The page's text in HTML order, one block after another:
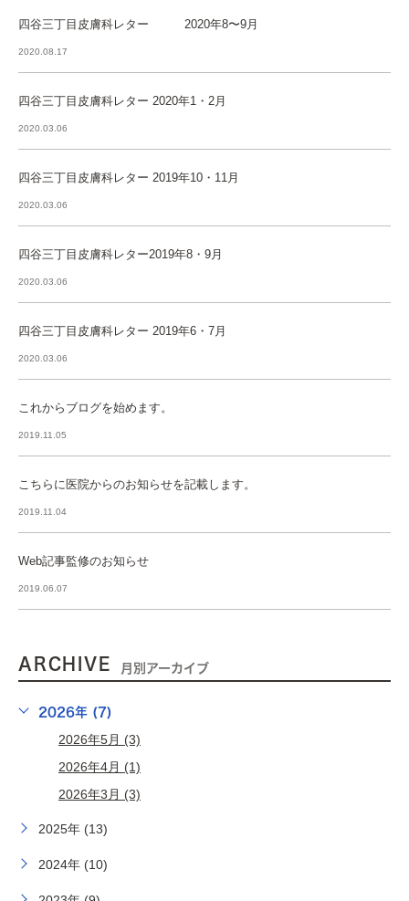
四谷三丁目皮膚科レター 2020年8〜9月
2020.08.17
四谷三丁目皮膚科レター 2020年1・2月
2020.03.06
四谷三丁目皮膚科レター 2019年10・11月
2020.03.06
四谷三丁目皮膚科レター2019年8・9月
2020.03.06
四谷三丁目皮膚科レター 2019年6・7月
2020.03.06
これからブログを始めます。
2019.11.05
こちらに医院からのお知らせを記載します。
2019.11.04
Web記事監修のお知らせ
2019.06.07
ARCHIVE 月別アーカイブ
2026年 (7)
2026年5月 (3)
2026年4月 (1)
2026年3月 (3)
2025年 (13)
2024年 (10)